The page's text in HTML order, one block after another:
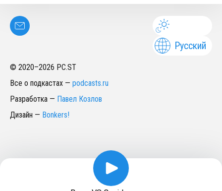
Русский
© 2020–2026 PC.ST
Все о подкастах — podcasts.ru
Разработка — Павел Козлов
Дизайн — Bonkers!